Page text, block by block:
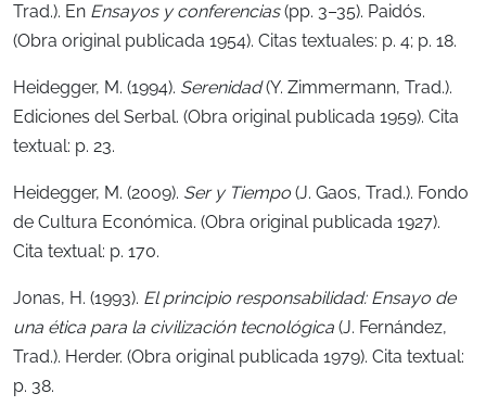
Trad.). En Ensayos y conferencias(pp. 3–35). Paidós.
(Obra original publicada 1954). Citas textuales: p. 4; p. 18.
Heidegger, M. (1994). Serenidad(Y. Zimmermann, Trad.).
Ediciones del Serbal. (Obra original publicada 1959). Cita
textual: p. 23.
Heidegger, M. (2009). Ser y Tiempo (J. Gaos, Trad.). Fondo
de Cultura Económica. (Obra original publicada 1927).
Cita textual: p. 170.
Jonas, H. (1993). El principio responsabilidad: Ensayo de
una ética para la civilización tecnológica (J. Fernández,
Trad.). Herder. (Obra original publicada 1979). Cita textual:
p. 38.